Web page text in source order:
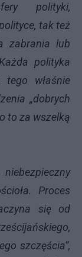
polityki,
tak też
zabrania lub
polityka
właśnie
„dobrych
to za wszelką
Proces
się od
szczęścia”,